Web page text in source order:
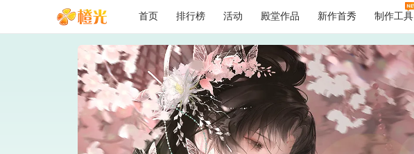
首页 排行榜 活动 殿堂作品 新作首秀 制作工具